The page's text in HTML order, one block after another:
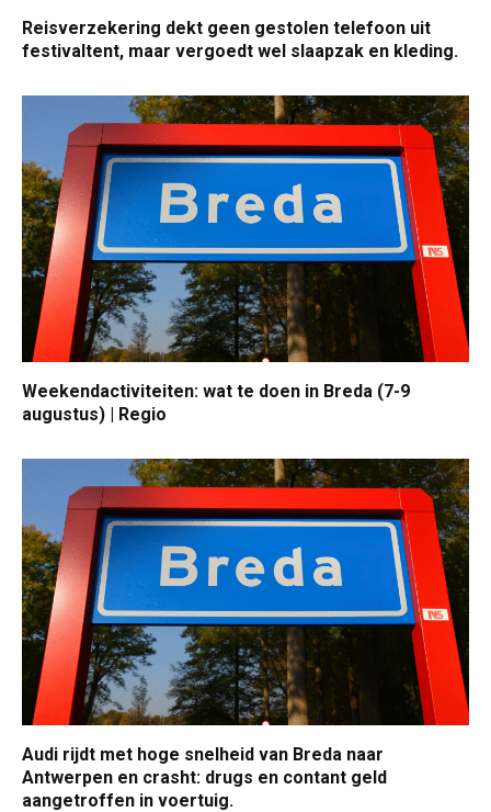
Reisverzekering dekt geen gestolen telefoon uit
festivaltent, maar vergoedt wel slaapzak en kleding.
Weekendactiviteiten: wat te doen in Breda (7-9
augustus) | Regio
Audi rijdt met hoge snelheid van Breda naar
Antwerpen en crasht: drugs en contant geld
aangetroffen in voertuig.